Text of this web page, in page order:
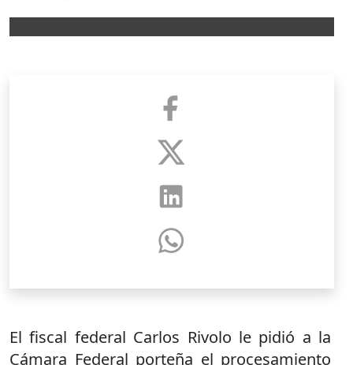
El fiscal federal Carlos Rivolo le pidió a la
Cámara Federal porteña el procesamiento